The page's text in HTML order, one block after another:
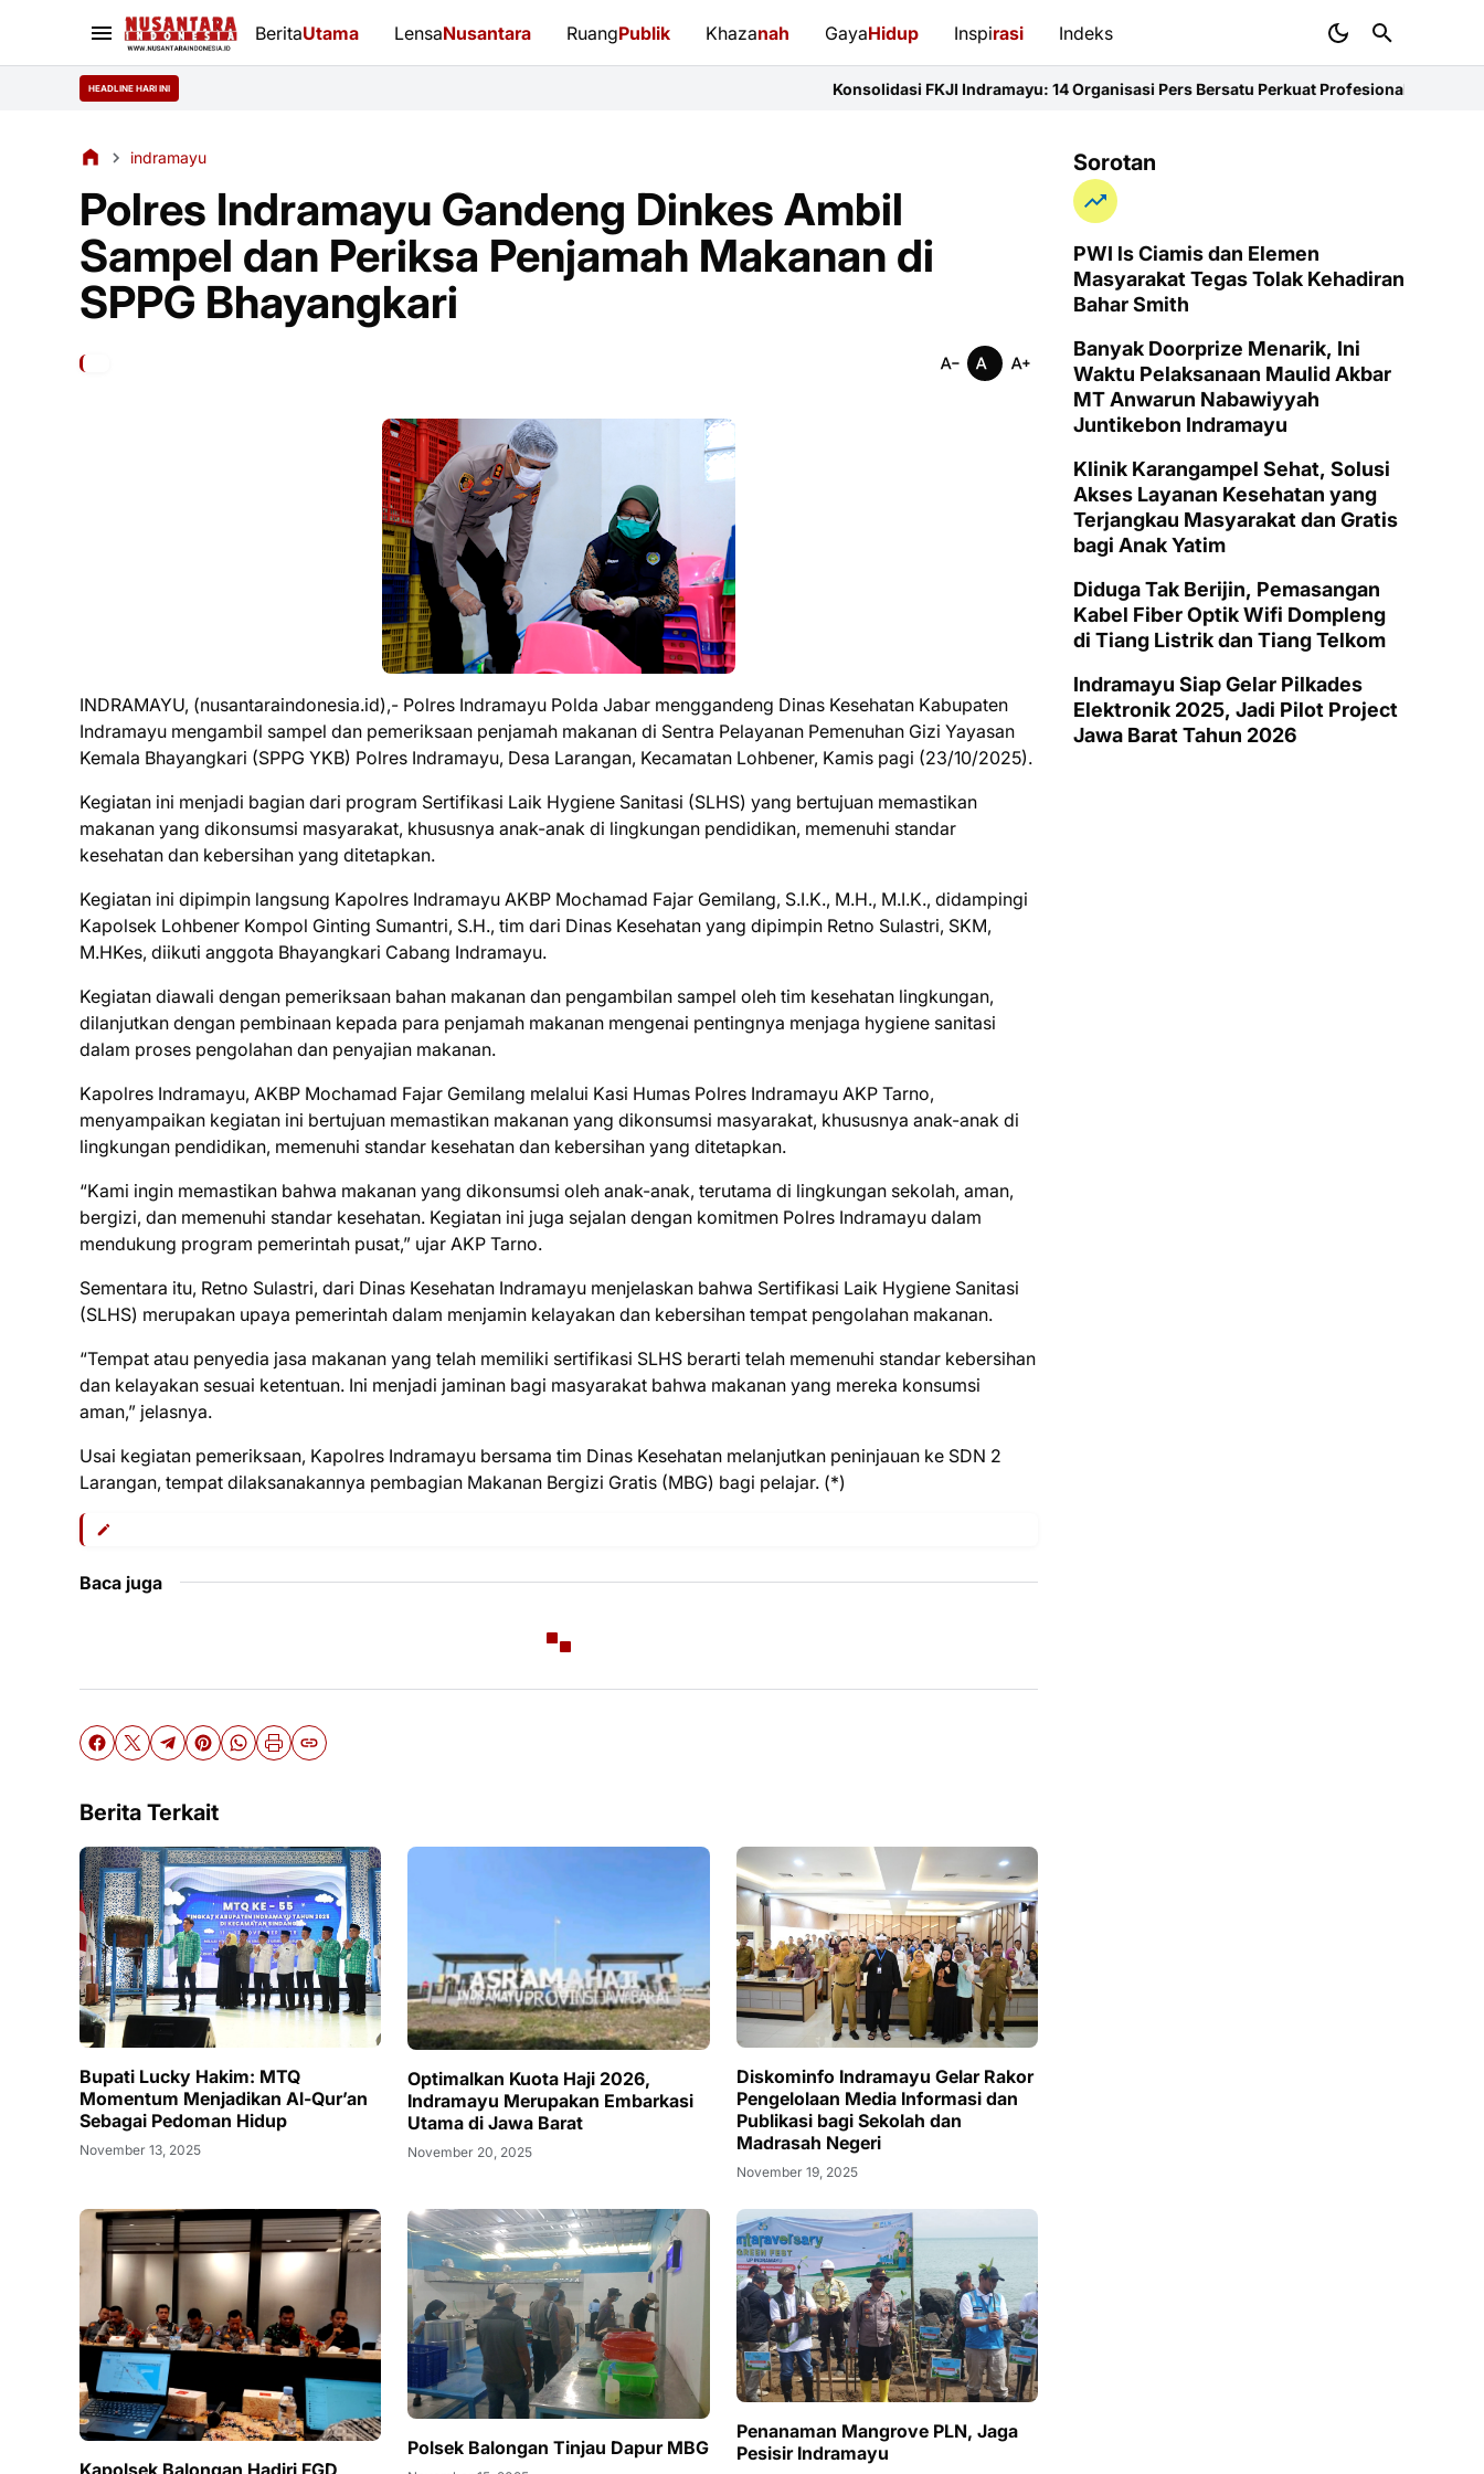
BeritaUtama LensaNusantara RuangPublik Khazanah GayaHidup Inspirasi Indeks
HEADLINE HARI INI Konsolidasi FKJI Indramayu: 14 Organisasi Pers Bersatu Perkuat Profesionalisme dan KEJDiduga
indramayu
Polres Indramayu Gandeng Dinkes Ambil
Sampel dan Periksa Penjamah Makanan di
SPPG Bhayangkari
INDRAMAYU, (nusantaraindonesia.id),- Polres Indramayu Polda Jabar menggandeng Dinas Kesehatan Kabupaten
Indramayu mengambil sampel dan pemeriksaan penjamah makanan di Sentra Pelayanan Pemenuhan Gizi Yayasan
Kemala Bhayangkari (SPPG YKB) Polres Indramayu, Desa Larangan, Kecamatan Lohbener, Kamis pagi (23/10/2025).
Kegiatan ini menjadi bagian dari program Sertifikasi Laik Hygiene Sanitasi (SLHS) yang bertujuan memastikan
makanan yang dikonsumsi masyarakat, khususnya anak-anak di lingkungan pendidikan, memenuhi standar
kesehatan dan kebersihan yang ditetapkan.
Kegiatan ini dipimpin langsung Kapolres Indramayu AKBP Mochamad Fajar Gemilang, S.I.K., M.H., M.I.K., didampingi
Kapolsek Lohbener Kompol Ginting Sumantri, S.H., tim dari Dinas Kesehatan yang dipimpin Retno Sulastri, SKM,
M.HKes, diikuti anggota Bhayangkari Cabang Indramayu.
Kegiatan diawali dengan pemeriksaan bahan makanan dan pengambilan sampel oleh tim kesehatan lingkungan,
dilanjutkan dengan pembinaan kepada para penjamah makanan mengenai pentingnya menjaga hygiene sanitasi
dalam proses pengolahan dan penyajian makanan.
Kapolres Indramayu, AKBP Mochamad Fajar Gemilang melalui Kasi Humas Polres Indramayu AKP Tarno,
menyampaikan kegiatan ini bertujuan memastikan makanan yang dikonsumsi masyarakat, khususnya anak-anak di
lingkungan pendidikan, memenuhi standar kesehatan dan kebersihan yang ditetapkan.
“Kami ingin memastikan bahwa makanan yang dikonsumsi oleh anak-anak, terutama di lingkungan sekolah, aman,
bergizi, dan memenuhi standar kesehatan. Kegiatan ini juga sejalan dengan komitmen Polres Indramayu dalam
mendukung program pemerintah pusat,” ujar AKP Tarno.
Sementara itu, Retno Sulastri, dari Dinas Kesehatan Indramayu menjelaskan bahwa Sertifikasi Laik Hygiene Sanitasi
(SLHS) merupakan upaya pemerintah dalam menjamin kelayakan dan kebersihan tempat pengolahan makanan.
“Tempat atau penyedia jasa makanan yang telah memiliki sertifikasi SLHS berarti telah memenuhi standar kebersihan
dan kelayakan sesuai ketentuan. Ini menjadi jaminan bagi masyarakat bahwa makanan yang mereka konsumsi
aman,” jelasnya.
Usai kegiatan pemeriksaan, Kapolres Indramayu bersama tim Dinas Kesehatan melanjutkan peninjauan ke SDN 2
Larangan, tempat dilaksanakannya pembagian Makanan Bergizi Gratis (MBG) bagi pelajar. ‎(*)
Baca juga
Berita Terkait
Bupati Lucky Hakim: MTQ
Momentum Menjadikan Al-Qur’an
Sebagai Pedoman Hidup
November 13, 2025
Optimalkan Kuota Haji 2026,
Indramayu Merupakan Embarkasi
Utama di Jawa Barat
November 20, 2025
Diskominfo Indramayu Gelar Rakor
Pengelolaan Media Informasi dan
Publikasi bagi Sekolah dan
Madrasah Negeri
November 19, 2025
Kapolsek Balongan Hadiri FGD
Polsek Balongan Tinjau Dapur MBG
Penanaman Mangrove PLN, Jaga
Pesisir Indramayu
Sorotan
PWI ls Ciamis dan Elemen
Masyarakat Tegas Tolak Kehadiran
Bahar Smith
Banyak Doorprize Menarik, Ini
Waktu Pelaksanaan Maulid Akbar
MT Anwarun Nabawiyyah
Juntikebon Indramayu
Klinik Karangampel Sehat, Solusi
Akses Layanan Kesehatan yang
Terjangkau Masyarakat dan Gratis
bagi Anak Yatim
Diduga Tak Berijin, Pemasangan
Kabel Fiber Optik Wifi Dompleng
di Tiang Listrik dan Tiang Telkom
Indramayu Siap Gelar Pilkades
Elektronik 2025, Jadi Pilot Project
Jawa Barat Tahun 2026